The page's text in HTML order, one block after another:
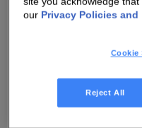
disponible sur le
« Relations
Financière » – «
our Privacy Policies and
Cookie
Reject All